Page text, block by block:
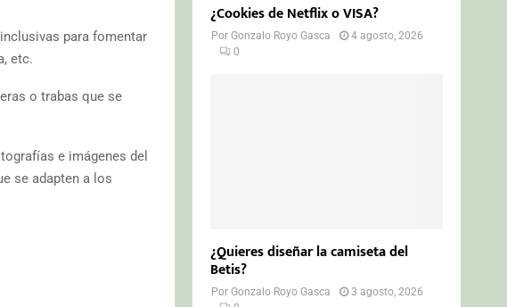
para fomentar
etc.
o trabas que se
e imágenes del
se adapten a los
¿Cookies de Netflix o VISA?
PorGonzalo Royo Gasca
4 agosto, 2026
0
¿Quieres diseñar la camiseta del
Betis?
PorGonzalo Royo Gasca
3 agosto, 2026